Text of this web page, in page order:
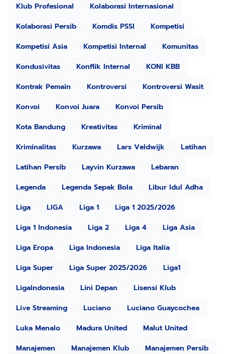
Klub Profesional
Kolaborasi Internasional
Kolaborasi Persib
Komdis PSSI
Kompetisi
Kompetisi Asia
Kompetisi Internal
Komunitas
Kondusivitas
Konflik Internal
KONI KBB
Kontrak Pemain
Kontroversi
Kontroversi Wasit
Konvoi
Konvoi Juara
Konvoi Persib
Kota Bandung
Kreativitas
Kriminal
Kriminalitas
Kurzawa Lars Veldwijk
Latihan
Latihan Persib
Layvin Kurzawa
Lebaran
Legenda
Legenda Sepak Bola
Libur Idul Adha
Liga
LIGA Liga 1
Liga 1 2025/2026
Liga 1 Indonesia
Liga 2 Liga 4
Liga Asia
Liga Eropa
Liga Indonesia
Liga Italia
Liga Super
Liga Super 2025/2026
Liga1
LigaIndonesia
Lini Depan
Lisensi Klub
Live Streaming
Luciano
Luciano Guaycochea
Luka Menalo
Madura United
Malut United
Manajemen
Manajemen Klub
Manajemen Persib